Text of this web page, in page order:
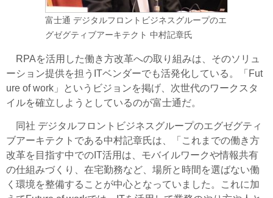
富士通 デジタルフロントビジネスグループのエ
グゼグティブアーキテクト 中村記章氏
RPAを活用した働き方改革への取り組みは、そのソリュ
ーション提供を担うITベンダーでも活発化している。「Fut
ure of work」というビジョンを掲げ、次世代のワークスタ
イルを確立しようとしているのが富士通だ。
同社 デジタルフロントビジネスグループのエグゼグティ
ブアーキテクトである中村記章氏は、「これまでの働き方
改革を目指す中でのIT活用は、モバイルワークや情報共有
の仕組みづくり、在宅勤務など、場所と時間を選ばない働
く環境を整備することが中心となっていました。これに加